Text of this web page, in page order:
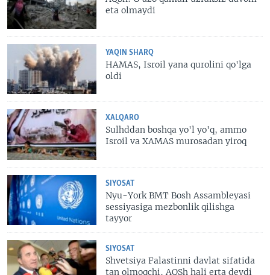
eta olmaydi
YAQIN SHARQ
HAMAS, Isroil yana qurolini qo'lga
oldi
XALQARO
Sulhddan boshqa yo'l yo'q, ammo
Isroil va XAMAS murosadan yiroq
SIYOSAT
Nyu-York BMT Bosh Assambleyasi
sessiyasiga mezbonlik qilishga
tayyor
SIYOSAT
Shvetsiya Falastinni davlat sifatida
tan olmoqchi, AQSh hali erta deydi